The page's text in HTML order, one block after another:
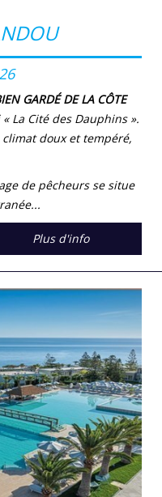
GARDÉ DE LA CÔTE
La Cité des Dauphins ».
climat doux et tempéré,
de pêcheurs se situe
Plus d'info